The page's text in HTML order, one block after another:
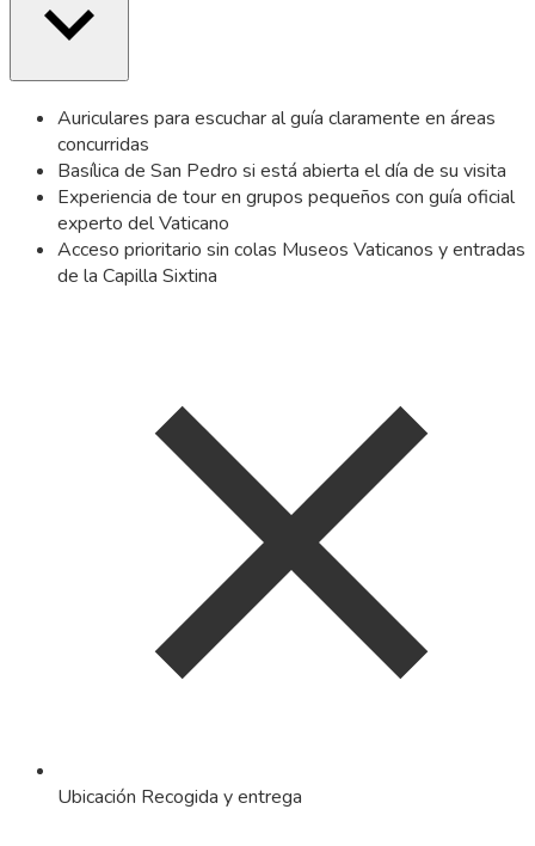
Auriculares para escuchar al guía claramente en áreas
concurridas
Basílica de San Pedro si está abierta el día de su visita
Experiencia de tour en grupos pequeños con guía oficial
experto del Vaticano
Acceso prioritario sin colas Museos Vaticanos y entradas
de la Capilla Sixtina
Ubicación Recogida y entrega